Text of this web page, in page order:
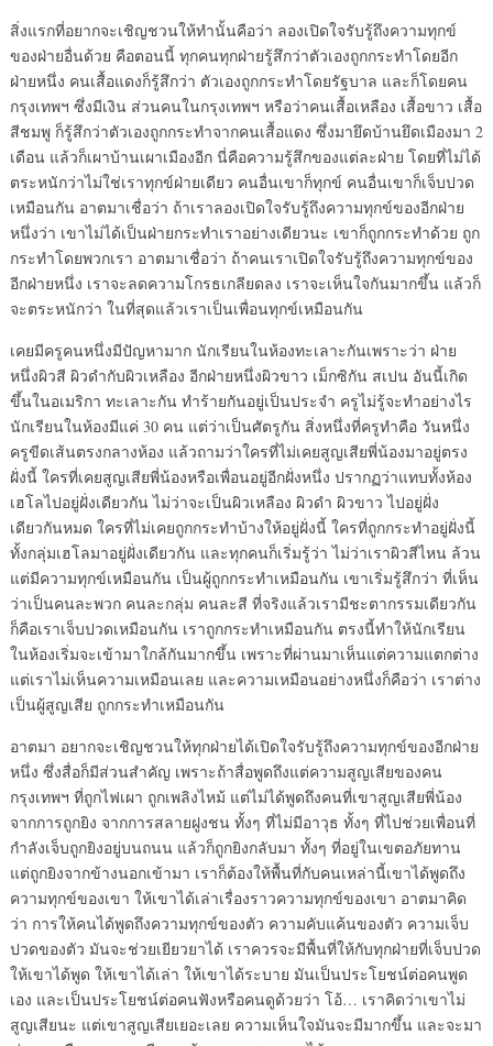
สิ่งแรกที่อยากจะเชิญชวนให้ทำนั้นคือว่า ลองเปิดใจรับรู้ถึงความทุกข์
ของฝ่ายอื่นด้วย คือตอนนี้ ทุกคนทุกฝ่ายรู้สึกว่าตัวเองถูกกระทำโดยอีก
ฝ่ายหนึ่ง คนเสื้อแดงก็รู้สึกว่า ตัวเองถูกกระทำโดยรัฐบาล และก็โดยคน
กรุงเทพฯ ซึ่งมีเงิน ส่วนคนในกรุงเทพฯ หรือว่าคนเสื้อเหลือง เสื้อขาว เสื้อ
สีชมพู ก็รู้สึกว่าตัวเองถูกกระทำจากคนเสื้อแดง ซึ่งมายึดบ้านยึดเมืองมา 2
เดือน แล้วก็เผาบ้านเผาเมืองอีก นี่คือความรู้สึกของแต่ละฝ่าย โดยที่ไม่ได้
ตระหนักว่าไม่ใช่เราทุกข์ฝ่ายเดียว คนอื่นเขาก็ทุกข์ คนอื่นเขาก็เจ็บปวด
เหมือนกัน อาตมาเชื่อว่า ถ้าเราลองเปิดใจรับรู้ถึงความทุกข์ของอีกฝ่าย
หนึ่งว่า เขาไม่ได้เป็นฝ่ายกระทำเราอย่างเดียวนะ เขาก็ถูกกระทำด้วย ถูก
กระทำโดยพวกเรา อาตมาเชื่อว่า ถ้าคนเราเปิดใจรับรู้ถึงความทุกข์ของ
อีกฝ่ายหนึ่ง เราจะลดความโกรธเกลียดลง เราจะเห็นใจกันมากขึ้น แล้วก็
จะตระหนักว่า ในที่สุดแล้วเราเป็นเพื่อนทุกข์เหมือนกัน
เคยมีครูคนหนึ่งมีปัญหามาก นักเรียนในห้องทะเลาะกันเพราะว่า ฝ่าย
หนึ่งผิวสี ผิวดำกับผิวเหลือง อีกฝ่ายหนึ่งผิวขาว เม็กซิกัน สเปน อันนี้เกิด
ขึ้นในอเมริกา ทะเลาะกัน ทำร้ายกันอยู่เป็นประจำ ครูไม่รู้จะทำอย่างไร
นักเรียนในห้องมีแค่ 30 คน แต่ว่าเป็นศัตรูกัน สิ่งหนึ่งที่ครูทำคือ วันหนึ่ง
ครูขีดเส้นตรงกลางห้อง แล้วถามว่าใครที่ไม่เคยสูญเสียพี่น้องมาอยู่ตรง
ฝั่งนี้ ใครที่เคยสูญเสียพี่น้องหรือเพื่อนอยู่อีกฝั่งหนึ่ง ปรากฏว่าแทบทั้งห้อง
เฮโลไปอยู่ฝั่งเดียวกัน ไม่ว่าจะเป็นผิวเหลือง ผิวดำ ผิวขาว ไปอยู่ฝั่ง
เดียวกันหมด ใครที่ไม่เคยถูกกระทำบ้างให้อยู่ฝั่งนี้ ใครที่ถูกกระทำอยู่ฝั่งนี้
ทั้งกลุ่มเฮโลมาอยู่ฝั่งเดียวกัน และทุกคนก็เริ่มรู้ว่า ไม่ว่าเราผิวสีไหน ล้วน
แต่มีความทุกข์เหมือนกัน เป็นผู้ถูกกระทำเหมือนกัน เขาเริ่มรู้สึกว่า ที่เห็น
ว่าเป็นคนละพวก คนละกลุ่ม คนละสี ที่จริงแล้วเรามีชะตากรรมเดียวกัน
ก็คือเราเจ็บปวดเหมือนกัน เราถูกกระทำเหมือนกัน ตรงนี้ทำให้นักเรียน
ในห้องเริ่มจะเข้ามาใกล้กันมากขึ้น เพราะที่ผ่านมาเห็นแต่ความแตกต่าง
แต่เราไม่เห็นความเหมือนเลย และความเหมือนอย่างหนึ่งก็คือว่า เราต่าง
เป็นผู้สูญเสีย ถูกกระทำเหมือนกัน
อาตมา อยากจะเชิญชวนให้ทุกฝ่ายได้เปิดใจรับรู้ถึงความทุกข์ของอีกฝ่าย
หนึ่ง ซึ่งสื่อก็มีส่วนสำคัญ เพราะถ้าสื่อพูดถึงแต่ความสูญเสียของคน
กรุงเทพฯ ที่ถูกไฟเผา ถูกเพลิงไหม้ แต่ไม่ได้พูดถึงคนที่เขาสูญเสียพี่น้อง
จากการถูกยิง จากการสลายฝูงชน ทั้งๆ ที่ไม่มีอาวุธ ทั้งๆ ที่ไปช่วยเพื่อนที่
กำลังเจ็บถูกยิงอยู่บนถนน แล้วก็ถูกยิงกลับมา ทั้งๆ ที่อยู่ในเขตอภัยทาน
แต่ถูกยิงจากข้างนอกเข้ามา เราก็ต้องให้พื้นที่กับคนเหล่านี้เขาได้พูดถึง
ความทุกข์ของเขา ให้เขาได้เล่าเรื่องราวความทุกข์ของเขา อาตมาคิด
ว่า การให้คนได้พูดถึงความทุกข์ของตัว ความคับแค้นของตัว ความเจ็บ
ปวดของตัว มันจะช่วยเยียวยาได้ เราควรจะมีพื้นที่ให้กับทุกฝ่ายที่เจ็บปวด
ให้เขาได้พูด ให้เขาได้เล่า ให้เขาได้ระบาย มันเป็นประโยชน์ต่อคนพูด
เอง และเป็นประโยชน์ต่อคนฟังหรือคนดูด้วยว่า โอ้… เราคิดว่าเขาไม่
สูญเสียนะ แต่เขาสูญเสียเยอะเลย ความเห็นใจมันจะมีมากขึ้น และจะมา